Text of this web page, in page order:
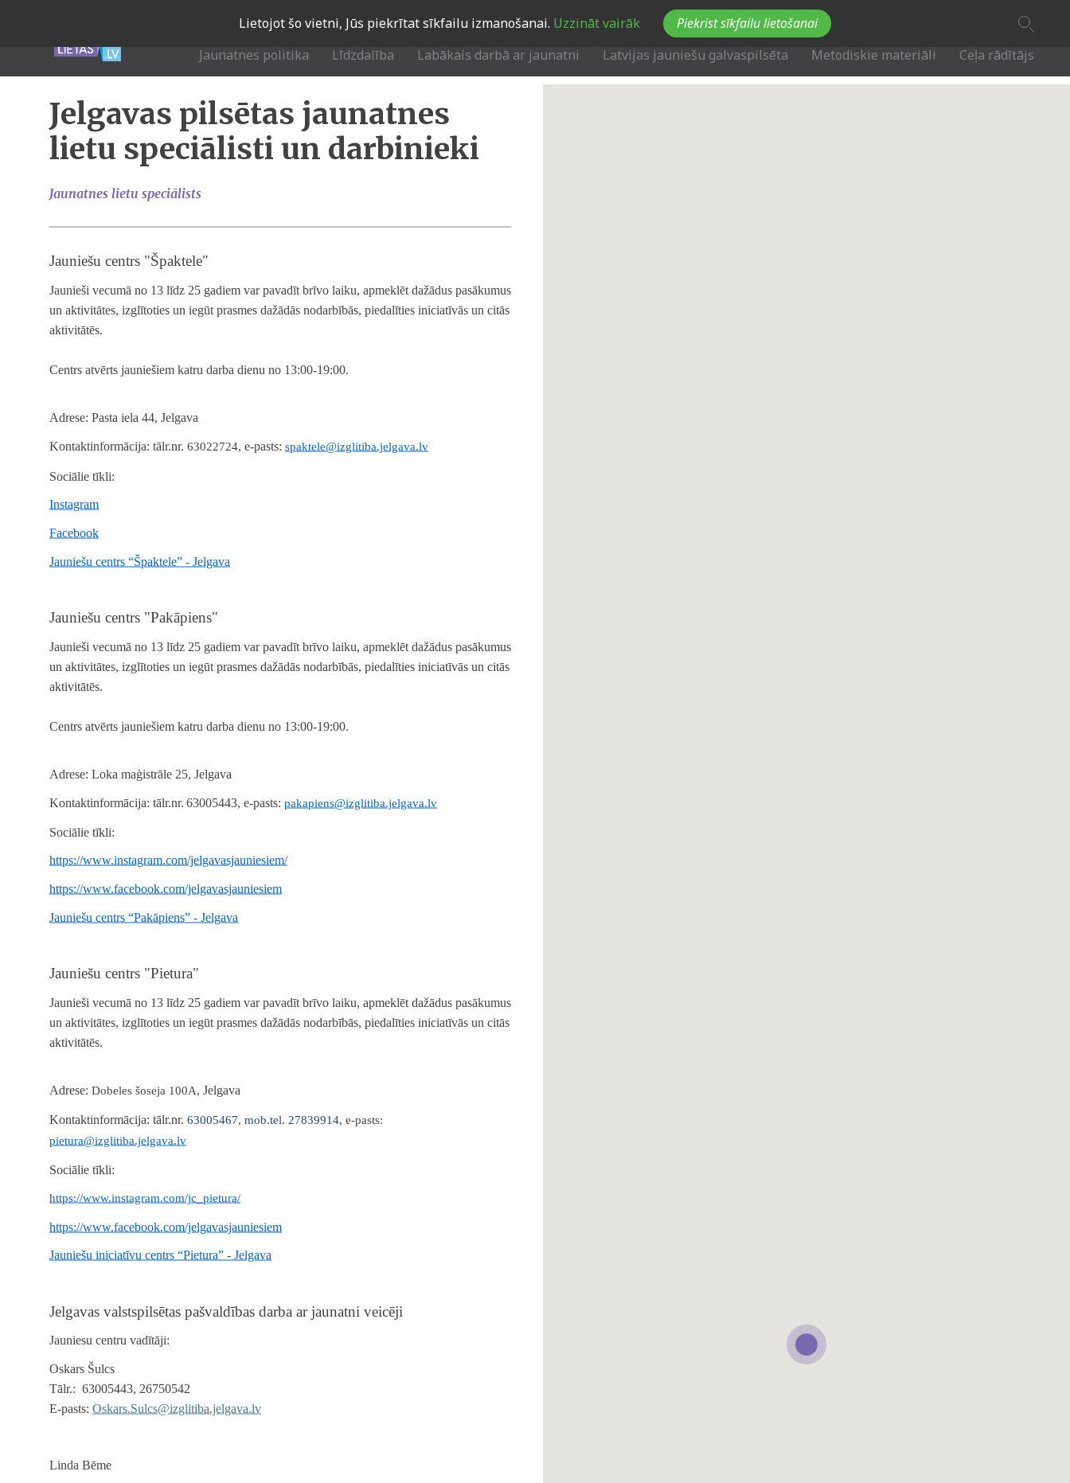
Lietojot šo vietni, Jūs piekrītat sīkfailu izmanošanai. Uzzināt vairāk Piekrist sīkfailu lietošanai
Jaunatnes politika Līdzdalība Labākais darbā ar jaunatni Latvijas jauniešu galvaspilsēta Metodiskie materiāli Ceļa rādītājs
Jelgavas pilsētas jaunatnes
lietu speciālisti un darbinieki
Jaunatnes lietu speciālists
Jauniešu centrs "Špaktele"
Jaunieši vecumā no 13 līdz 25 gadiem var pavadīt brīvo laiku, apmeklēt dažādus pasākumus
un aktivitātes, izglītoties un iegūt prasmes dažādās nodarbībās, piedalīties iniciatīvās un citās
aktivitātēs.
Centrs atvērts jauniešiem katru darba dienu no 13:00-19:00.
Adrese: Pasta iela 44, Jelgava
Kontaktinformācija: tālr.nr. 63022724, e-pasts: spaktele@izglitiba.jelgava.lv
Sociālie tīkli:
Instagram
Facebook
Jauniešu centrs “Špaktele” - Jelgava
Jauniešu centrs "Pakāpiens"
Jaunieši vecumā no 13 līdz 25 gadiem var pavadīt brīvo laiku, apmeklēt dažādus pasākumus
un aktivitātes, izglītoties un iegūt prasmes dažādās nodarbībās, piedalīties iniciatīvās un citās
aktivitātēs.
Centrs atvērts jauniešiem katru darba dienu no 13:00-19:00.
Adrese: Loka maģistrāle 25, Jelgava
Kontaktinformācija: tālr.nr. 63005443, e-pasts: pakapiens@izglitiba.jelgava.lv
Sociālie tīkli:
https://www.instagram.com/jelgavasjauniesiem/
https://www.facebook.com/jelgavasjauniesiem
Jauniešu centrs “Pakāpiens” - Jelgava
Jauniešu centrs "Pietura"
Jaunieši vecumā no 13 līdz 25 gadiem var pavadīt brīvo laiku, apmeklēt dažādus pasākumus
un aktivitātes, izglītoties un iegūt prasmes dažādās nodarbībās, piedalīties iniciatīvās un citās
aktivitātēs.
Adrese: Dobeles šoseja 100A, Jelgava
Kontaktinformācija: tālr.nr. 63005467, mob.tel. 27839914, e-pasts:
pietura@izglitiba.jelgava.lv
Sociālie tīkli:
https://www.instagram.com/jc_pietura/
https://www.facebook.com/jelgavasjauniesiem
Jauniešu iniciatīvu centrs “Pietura” - Jelgava
Jelgavas valstspilsētas pašvaldības darba ar jaunatni veicēji
Jauniesu centru vadītāji:
Oskars Šulcs
Tālr.: 63005443, 26750542
E-pasts: Oskars.Sulcs@izglitiba.jelgava.lv
Linda Bēme